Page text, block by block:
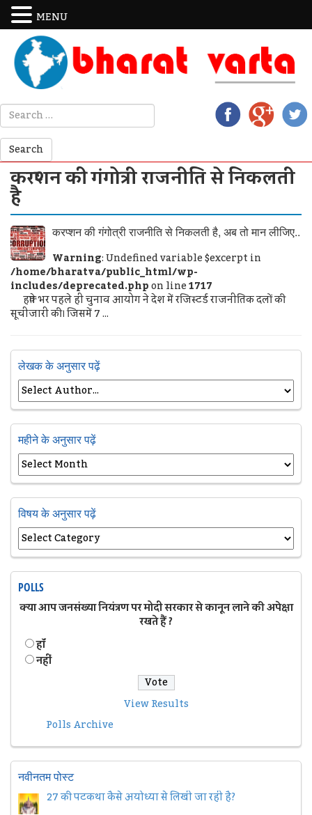
करप्शन की गंगोत्री राजनीति से निकलती
है
करप्शन की गंगोत्री राजनीति से निकलती है, अब तो मान लीजिए..
Warning: Undefined variable $excerpt in
/home/bharatva/public_html/wp-
includes/deprecated.phpon line1717
हफ्ते भर पहले ही चुनाव आयोग ने देश में रजिस्टर्ड राजनीतिक दलों की
सूचीजारी की। जिसमें 7 ...
लेखक के अनुसार पढ़ें
महीने के अनुसार पढ़ें
विषय के अनुसार पढ़ें
POLLS
क्या आप जनसंख्या नियंत्रण पर मोदी सरकार से कानून लाने की अपेक्षा
रखते हैं ?
हॉं
नहीं
View Results
Polls Archive
नवीनतम पोस्ट
27 की पटकथा कैसे अयोध्या से लिखी जा रही है?
MENU